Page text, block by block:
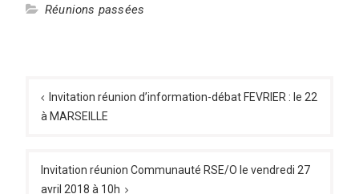
Réunions passées
de
l’article
Invitation réunion d’information-débat FEVRIER : le 22
à MARSEILLE
Invitation réunion Communauté RSE/O le vendredi 27
avril 2018 à 10h